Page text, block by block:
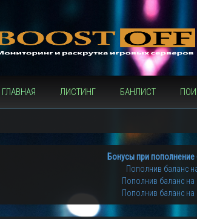
ГЛАВНАЯ ЛИСТИНГ БАНЛИСТ
Бонусы при
Пополнив баланс
Пополнив баланс на
Пополнив баланс на